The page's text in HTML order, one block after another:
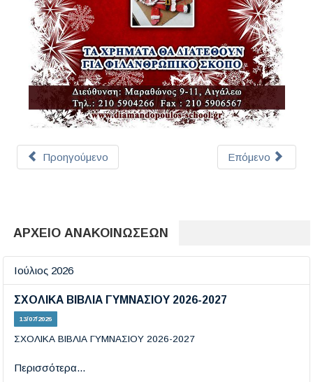
Προηγούμενο Επόμενο
ΑΡΧΕΙΟ ΑΝΑΚΟΙΝΩΣΕΩΝ
Ιούλιος 2026
ΣΧΟΛΙΚΑ ΒΙΒΛΙΑ ΓΥΜΝΑΣΙΟΥ 2026-2027
13/07/2026
ΣΧΟΛΙΚΑ ΒΙΒΛΙΑ ΓΥΜΝΑΣΙΟΥ 2026-2027
Περισσότερα...